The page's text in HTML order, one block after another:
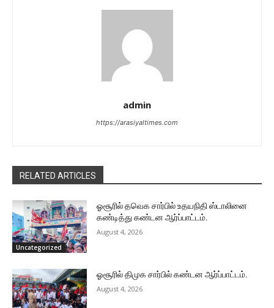
admin
https://arasiyaltimes.com
RELATED ARTICLES
Uncategorized
ஓசூரில் தவெக சார்பில் உதயநிதி ஸ்டாலினை
கண்டித்து கண்டன ஆர்ப்பாட்டம்.
August 4, 2026
ஓசூரில் திமுக சார்பில் கண்டன ஆர்ப்பாட்டம்.
August 4, 2026